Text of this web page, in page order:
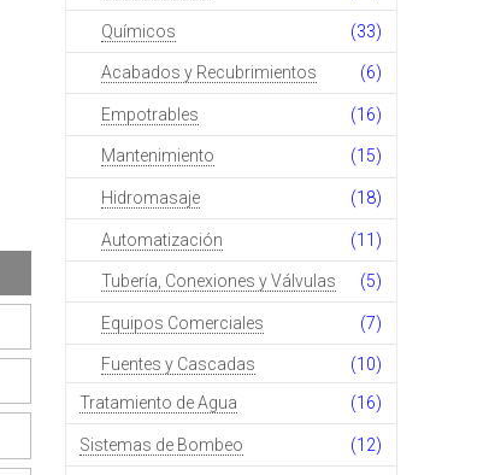
Químicos (33)
Acabados y Recubrimientos (6)
Empotrables (16)
Mantenimiento (15)
Hidromasaje (18)
Automatización (11)
Tubería, Conexiones y Válvulas (5)
Equipos Comerciales (7)
Fuentes y Cascadas
(10)
Tratamiento de Agua
(16)
Sistemas de Bombeo (12)